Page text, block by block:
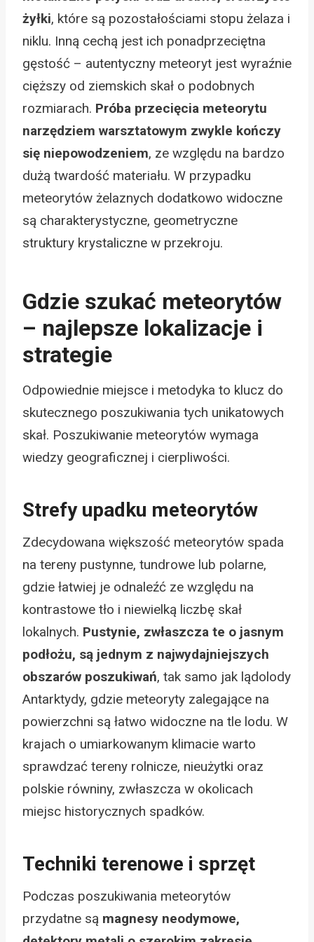
żyłki, które są pozostałościami stopu żelaza i
niklu. Inną cechą jest ich ponadprzeciętna
gęstość – autentyczny meteoryt jest wyraźnie
cięższy od ziemskich skał o podobnych
rozmiarach. Próba przecięcia meteorytu
narzędziem warsztatowym zwykle kończy
się niepowodzeniem, ze względu na bardzo
dużą twardość materiału. W przypadku
meteorytów żelaznych dodatkowo widoczne
są charakterystyczne, geometryczne
struktury krystaliczne w przekroju.
Gdzie szukać meteorytów
– najlepsze lokalizacje i
strategie
Odpowiednie miejsce i metodyka to klucz do
skutecznego poszukiwania tych unikatowych
skał. Poszukiwanie meteorytów wymaga
wiedzy geograficznej i cierpliwości.
Strefy upadku meteorytów
Zdecydowana większość meteorytów spada
na tereny pustynne, tundrowe lub polarne,
gdzie łatwiej je odnaleźć ze względu na
kontrastowe tło i niewielką liczbę skał
lokalnych. Pustynie, zwłaszcza te o jasnym
podłożu, są jednym z najwydajniejszych
obszarów poszukiwań, tak samo jak lądolody
Antarktydy, gdzie meteoryty zalegające na
powierzchni są łatwo widoczne na tle lodu. W
krajach o umiarkowanym klimacie warto
sprawdzać tereny rolnicze, nieużytki oraz
polskie równiny, zwłaszcza w okolicach
miejsc historycznych spadków.
Techniki terenowe i sprzęt
Podczas poszukiwania meteorytów
przydatne są magnesy neodymowe,